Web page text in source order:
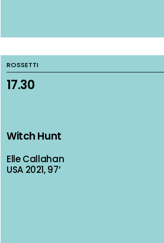
ROSSETTI
17.30
Witch Hunt
Elle Callahan
USA 2021, 97’
ROSSETTI
17.30
Witch Hunt
Elle Callahan
USA 2021, 97’